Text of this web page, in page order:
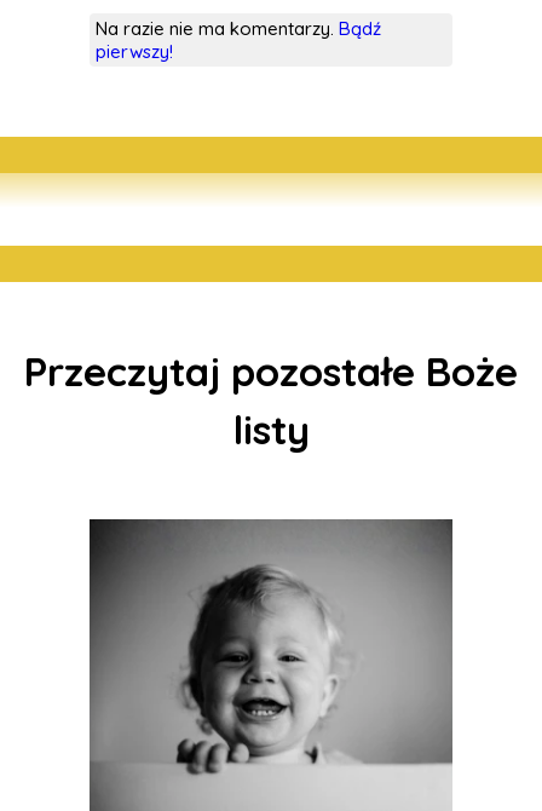
Na razie nie ma komentarzy. Bądź
pierwszy!
Przeczytaj pozostałe Boże
listy